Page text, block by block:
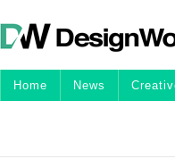
Home News